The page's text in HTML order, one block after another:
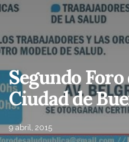
Segundo
Ciudad de
9 abril, 2015